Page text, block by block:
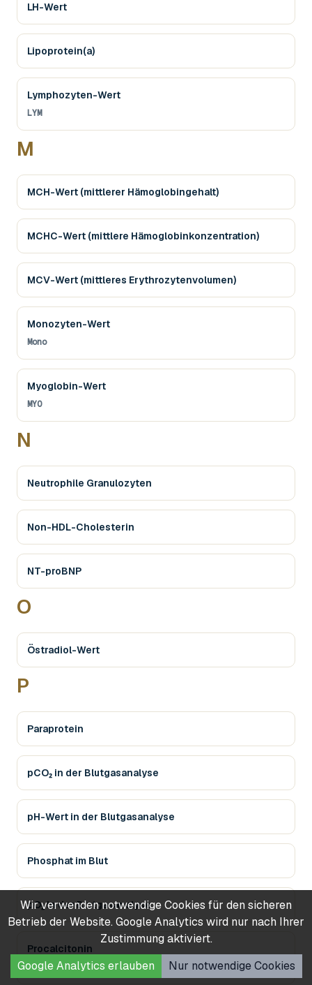
LH-Wert
Lipoprotein(a)
Lymphozyten-Wert
LYM
M
MCH-Wert (mittlerer Hämoglobingehalt)
MCHC-Wert (mittlere Hämoglobinkonzentration)
MCV-Wert (mittleres Erythrozytenvolumen)
Monozyten-Wert
Mono
Myoglobin-Wert
MYO
N
Neutrophile Granulozyten
Non-HDL-Cholesterin
NT-proBNP
O
Östradiol-Wert
P
Paraprotein
pCO₂ in der Blutgasanalyse
pH-Wert in der Blutgasanalyse
Phosphat im Blut
pO₂ in der Blutgasanalyse
Procalcitonin
PCT
Wir verwenden notwendige Cookies für den sicheren
Betrieb der Website. Google Analytics wird nur nach Ihrer
Zustimmung aktiviert.
Google Analytics erlauben
Nur notwendige Cookies